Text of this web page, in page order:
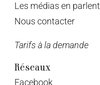
Les médias en parlent
Nous contacter
Tarifs à la demande
Réseaux
Facebook